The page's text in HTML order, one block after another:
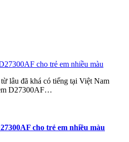
lâu đã khá có tiếng tại Việt Nam
D27300AF…
cho trẻ em nhiều màu